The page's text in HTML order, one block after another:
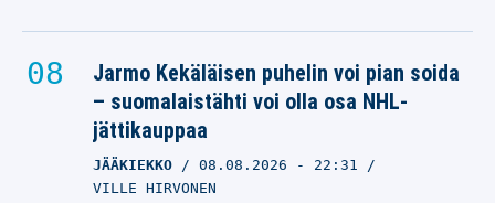
Jarmo Kekäläisen puhelin voi pian soida
– suomalaistähti voi olla osa NHL-
jättikauppaa
JÄÄKIEKKO 08.08.2026 - 22:31
VILLE HIRVONEN